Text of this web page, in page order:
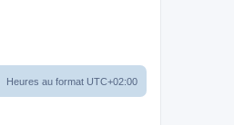
Heures au format UTC+02:00